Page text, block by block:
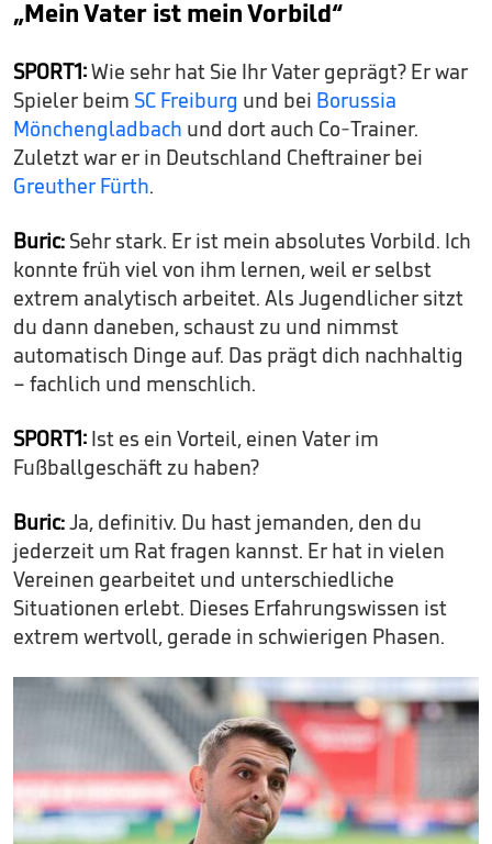
„Mein Vater ist mein Vorbild“
SPORT1:Wie sehr hat Sie Ihr Vater geprägt? Er war
Spieler beim SC Freiburg und bei Borussia
Mönchengladbach und dort auch Co-Trainer.
Zuletzt war er in Deutschland Cheftrainer bei
Greuther Fürth.
Buric: Sehr stark. Er ist mein absolutes Vorbild. Ich
konnte früh viel von ihm lernen, weil er selbst
extrem analytisch arbeitet. Als Jugendlicher sitzt
du dann daneben, schaust zu und nimmst
automatisch Dinge auf. Das prägt dich nachhaltig
– fachlich und menschlich.
SPORT1: Ist es ein Vorteil, einen Vater im
Fußballgeschäft zu haben?
Buric:Ja, definitiv. Du hast jemanden, den du
jederzeit um Rat fragen kannst. Er hat in vielen
Vereinen gearbeitet und unterschiedliche
Situationen erlebt. Dieses Erfahrungswissen ist
extrem wertvoll, gerade in schwierigen Phasen.